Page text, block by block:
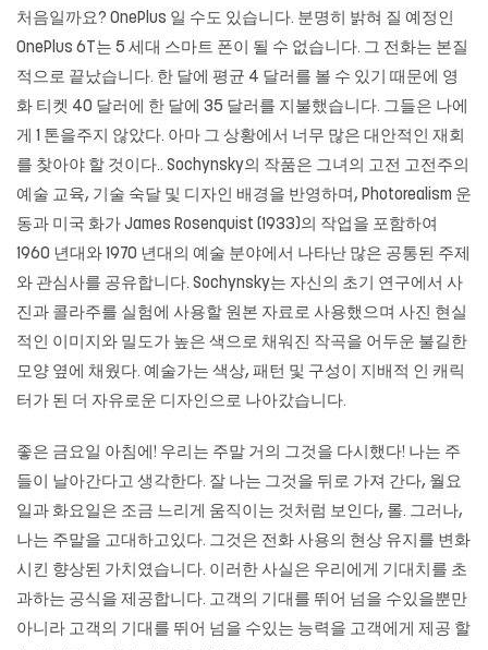
처음일까요? OnePlus 일 수도 있습니다. 분명히 밝혀 질 예정인
OnePlus 6T는 5 세대 스마트 폰이 될 수 없습니다. 그 전화는 본질
적으로 끝났습니다. 한 달에 평균 4 달러를 볼 수 있기 때문에 영
화 티켓 40 달러에 한 달에 35 달러를 지불했습니다. 그들은 나에
게 1 톤을주지 않았다. 아마 그 상황에서 너무 많은 대안적인 재회
를 찾아야 할 것이다.. Sochynsky의 작품은 그녀의 고전 고전주의
예술 교육, 기술 숙달 및 디자인 배경을 반영하며, Photorealism 운
동과 미국 화가 James Rosenquist (1933)의 작업을 포함하여
1960 년대와 1970 년대의 예술 분야에서 나타난 많은 공통된 주제
와 관심사를 공유합니다. Sochynsky는 자신의 초기 연구에서 사
진과 콜라주를 실험에 사용할 원본 자료로 사용했으며 사진 현실
적인 이미지와 밀도가 높은 색으로 채워진 작곡을 어두운 불길한
모양 옆에 채웠다. 예술가는 색상, 패턴 및 구성이 지배적 인 캐릭
터가 된 더 자유로운 디자인으로 나아갔습니다.
좋은 금요일 아침에! 우리는 주말 거의 그것을 다시했다! 나는 주
들이 날아간다고 생각한다. 잘 나는 그것을 뒤로 가져 간다, 월요
일과 화요일은 조금 느리게 움직이는 것처럼 보인다, 롤. 그러나,
나는 주말을 고대하고있다. 그것은 전화 사용의 현상 유지를 변화
시킨 향상된 가치였습니다. 이러한 사실은 우리에게 기대치를 초
과하는 공식을 제공합니다. 고객의 기대를 뛰어 넘을 수있을뿐만
아니라 고객의 기대를 뛰어 넘을 수있는 능력을 고객에게 제공 할